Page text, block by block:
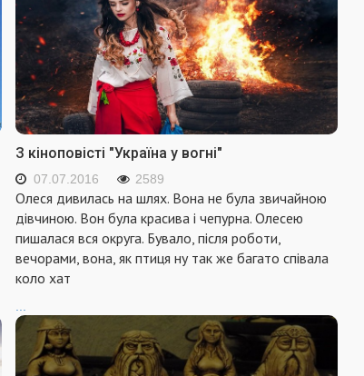
З кіноповісті "Україна у вогні"
07.07.2016 2589
Олеся дивилась на шлях. Вона не була звичайною
дівчиною. Вон була красива і чепурна. Олесею
пишалася вся округа. Бувало, після роботи,
вечорами, вона, як птиця ну так же багато співала
коло хат